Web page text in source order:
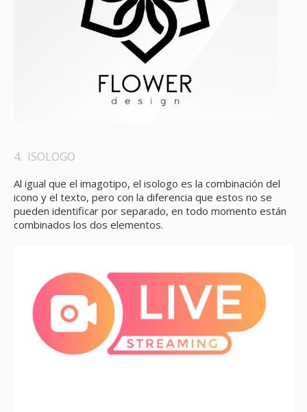
4. ISOLOGO
Al igual que el imagotipo, el isologo es la combinación del
icono y el texto, pero con la diferencia que estos no se
pueden identificar por separado, en todo momento están
combinados los dos elementos.